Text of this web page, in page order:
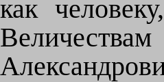
как